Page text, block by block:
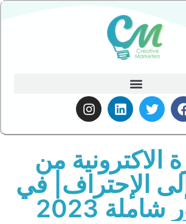
الاكترونية من
الإحتراف| في
2023